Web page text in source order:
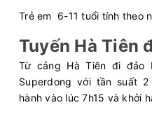
Trẻ em 6-11 tuổi tính theo
Tuyến Hà Tiên
Từ cảng Hà Tiên đi đảo
Superdong với tần suất
hành vào lúc 7h15 và khởi